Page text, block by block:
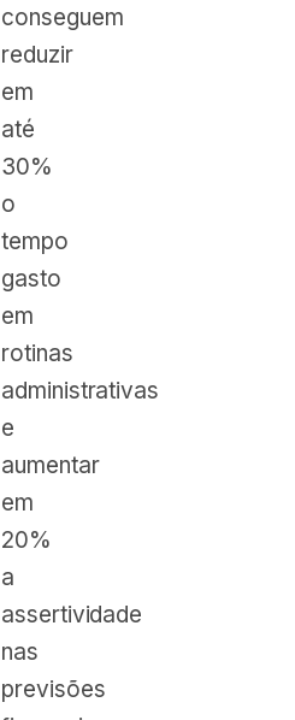
conseguem
reduzir
em
até
30%
o
tempo
gasto
em
rotinas
administrativas
e
aumentar
em
20%
a
assertividade
nas
previsões